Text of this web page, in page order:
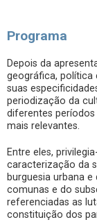
Programa
Depois da
geográfica, política
suas
periodização da
diferentes
mais relevantes.
Entre eles,
caracterização da
burguesia urbana
comunas e do
referenciadas as
constituição dos